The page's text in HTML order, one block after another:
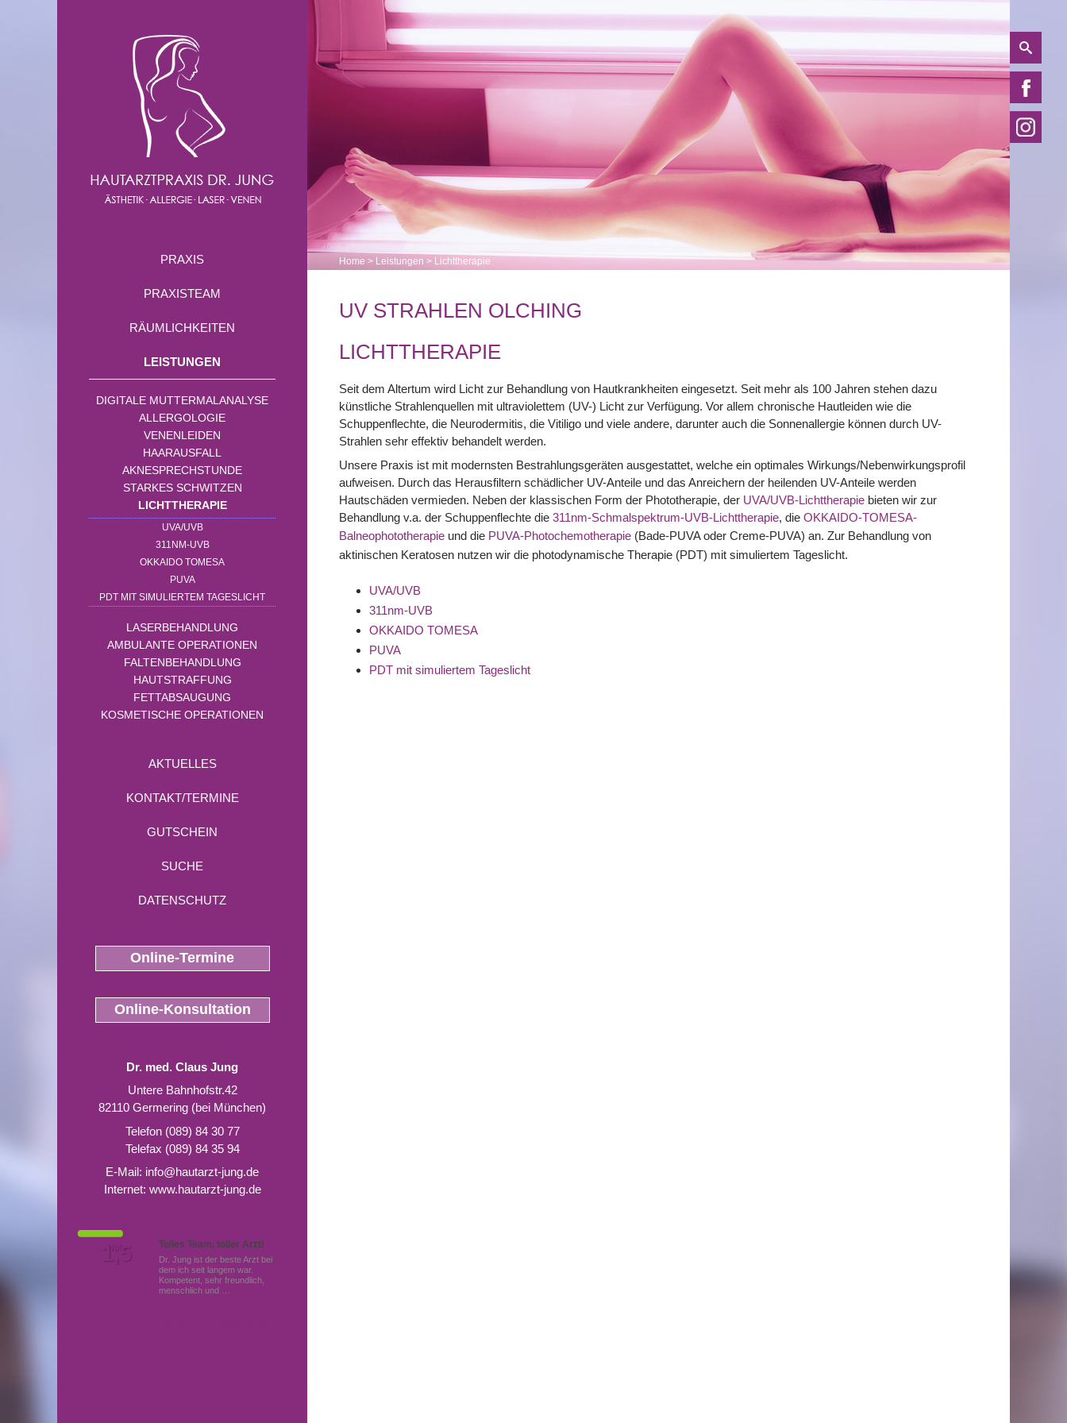
PRAXIS
PRAXISTEAM
RÄUMLICHKEITEN
LEISTUNGEN
DIGITALE MUTTERMALANALYSE
ALLERGOLOGIE
VENENLEIDEN
HAARAUSFALL
AKNESPRECHSTUNDE
STARKES SCHWITZEN
LICHTTHERAPIE
UVA/UVB
311NM-UVB
OKKAIDO TOMESA
PUVA
PDT MIT SIMULIERTEM TAGESLICHT
LASERBEHANDLUNG
AMBULANTE OPERATIONEN
FALTENBEHANDLUNG
HAUTSTRAFFUNG
FETTABSAUGUNG
KOSMETISCHE OPERATIONEN
AKTUELLES
KONTAKT/TERMINE
GUTSCHEIN
SUCHE
DATENSCHUTZ
Online-Termine
Online-Konsultation
Dr. med. Claus Jung
Untere Bahnhofstr.42
82110 Germering (bei München)
Telefon (089) 84 30 77
Telefax (089) 84 35 94
E-Mail: info@hautarzt-jung.de
Internet: www.hautarzt-jung.de
Tolles Team, toller Arzt!
Dr. Jung ist der beste Arzt bei
dem ich seit langem war.
Kompetent, sehr freundlich,
menschlich und …
Von Patienten
bewertet mit
Note
1,5
Home > Leistungen > Lichttherapie
UV STRAHLEN OLCHING
LICHTTHERAPIE
Seit dem Altertum wird Licht zur Behandlung von Hautkrankheiten eingesetzt. Seit mehr als 100 Jahren stehen dazu
künstliche Strahlenquellen mit ultraviolettem (UV-) Licht zur Verfügung. Vor allem chronische Hautleiden wie die
Schuppenflechte, die Neurodermitis, die Vitiligo und viele andere, darunter auch die Sonnenallergie können durch UV-
Strahlen sehr effektiv behandelt werden.
Unsere Praxis ist mit modernsten Bestrahlungsgeräten ausgestattet, welche ein optimales Wirkungs/Nebenwirkungsprofil
aufweisen. Durch das Herausfiltern schädlicher UV-Anteile und das Anreichern der heilenden UV-Anteile werden
Hautschäden vermieden. Neben der klassischen Form der Phototherapie, der UVA/UVB-Lichttherapie bieten wir zur
Behandlung v.a. der Schuppenflechte die 311nm-Schmalspektrum-UVB-Lichttherapie, die OKKAIDO-TOMESA-
Balneophototherapie und die PUVA-Photochemotherapie (Bade-PUVA oder Creme-PUVA) an. Zur Behandlung von
aktinischen Keratosen nutzen wir die photodynamische Therapie (PDT) mit simuliertem Tageslicht.
UVA/UVB
311nm-UVB
OKKAIDO TOMESA
PUVA
PDT mit simuliertem Tageslicht